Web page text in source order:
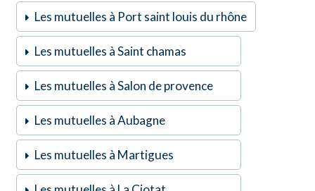
Les mutuelles à Port saint louis du rhône
Les mutuelles à Saint chamas
Les mutuelles à Salon de provence
Les mutuelles à Aubagne
Les mutuelles à Martigues